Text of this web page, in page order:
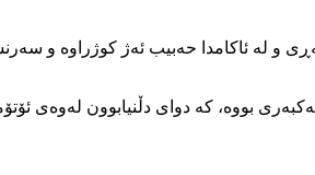
و لە ئاکامدا حەبیب ئەژ کوژراوە و
بووە، کە دوای دڵنیابوون لەوەی